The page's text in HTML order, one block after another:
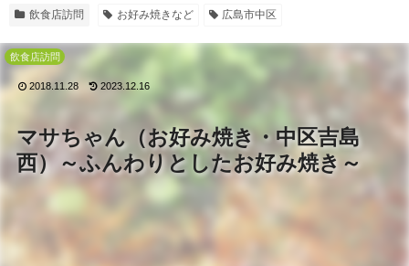
飲食店訪問 お好み焼きなど 広島市中区
マサちゃん（お好み焼き・中区吉島
西）～ふんわりとしたお好み焼き～
飲食店訪問
2018.11.28 2023.12.16